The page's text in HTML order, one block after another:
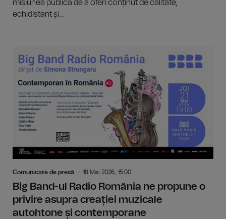
misiunea publică de a oferi conținut de calitate,
echidistant și...
Comunicate de presă 18 Mai 2026, 15:00
Big Band-ul Radio România ne propune o
privire asupra creației muzicale
autohtone și contemporane